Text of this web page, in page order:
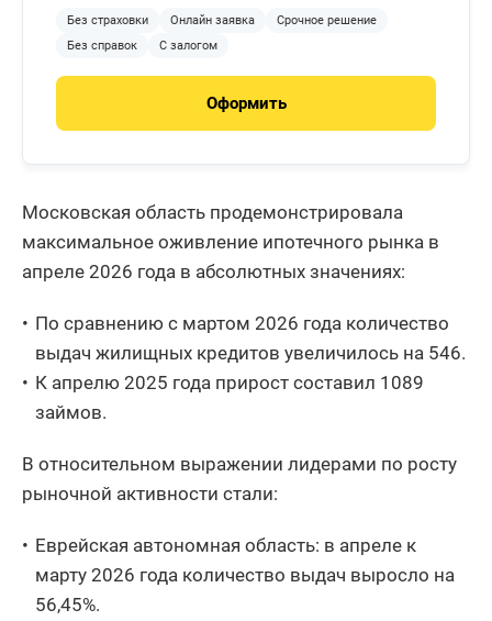
Самарская
область
1 622
Приморский
1 386 -0,79
Тюменская
область без
автономий
1 358 6,85
область
1 290 12,17
Ленинградская
область
1 289 11,22
область
Кемеровская
Удмуртская
Республика
1 158 15,92
Без страховки Онлайн заявка
Срочное решение
Без справок
С залогом
Оформить
Московская область продемонстрировала
максимальное оживление ипотечного рынка в
апреле 2026 года в абсолютных значениях:
По сравнению с мартом 2026 года количество
выдач жилищных кредитов увеличилось на 546.
К апрелю 2025 года прирост составил 1089
займов.
В относительном выражении лидерами по росту
рыночной активности стали:
Еврейская автономная область: в апреле к
марту 2026 года количество выдач выросло на
56,45%.